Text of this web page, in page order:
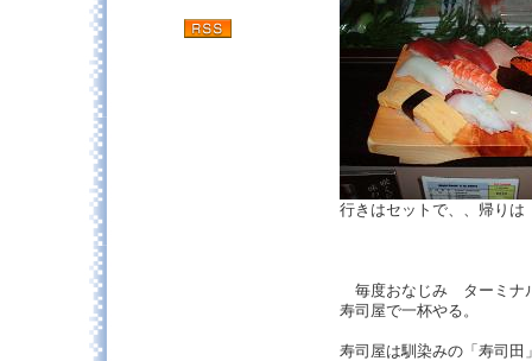
行きはセットで、、帰り
毎度おなじみ ターミナ
寿司屋で一杯やる。
寿司屋は馴染みの「寿司田